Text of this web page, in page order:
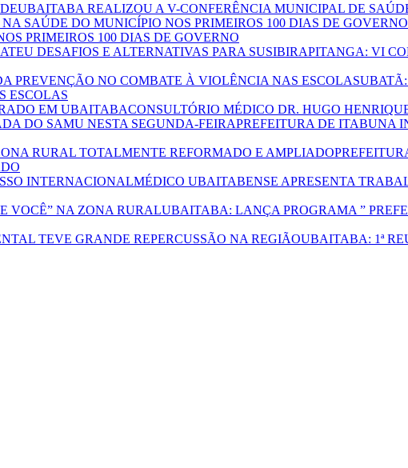
UBAITABA REALIZOU A V-CONFERÊNCIA MUNICIPAL DE
PRIMEIROS 100 DIAS DE GOVERNO
IBIRAPITANGA: VI
ESCOLAS
CONSULTÓRIO MÉDICO DR. HUGO
PREFEITURA DE ITABUNA
MÉDICO UBAITABENSE APRESENTA
UBAITABA: LANÇA PROGRAMA ”
UBAITABA: 1ª